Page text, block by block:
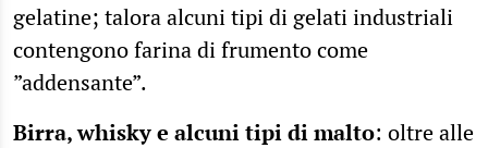
gelatine; talora alcuni tipi di gelati industriali
contengono farina di frumento come
”addensante”.
Birra, whisky e alcuni tipi di malto: oltre alle